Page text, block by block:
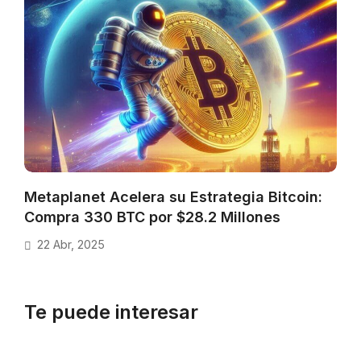
Metaplanet Acelera su Estrategia Bitcoin:
Compra 330 BTC por $28.2 Millones
22 Abr, 2025
Te puede interesar